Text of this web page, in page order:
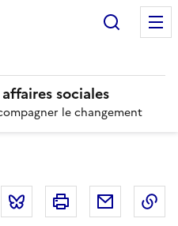
sociales
le changement
Bluesky Imprimer Courriel